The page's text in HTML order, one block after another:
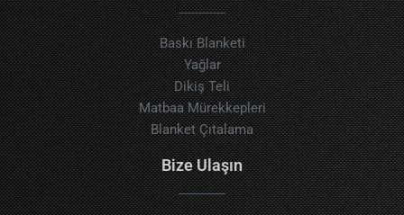
Baskı Blanketi
Yağlar
Dikiş Teli
Matbaa Mürekkepleri
Blanket Çıtalama
Bize Ulaşın